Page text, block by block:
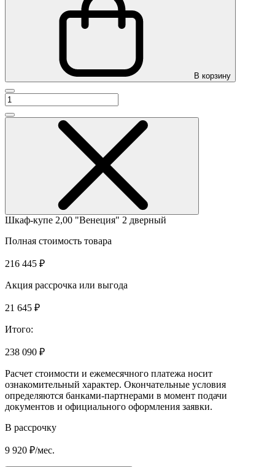
В корзину
Шкаф-купе 2,00 "Венеция" 2 дверный
Полная стоимость товара
216 445 ₽
Акция рассрочка или выгода
21 645 ₽
Итого:
238 090 ₽
Расчет стоимости и ежемесячного платежа носит
ознакомительный характер. Окончательные условия
определяются банками-партнерами в момент подачи
документов и официального оформления заявки.
В рассрочку
9 920 ₽/мес.